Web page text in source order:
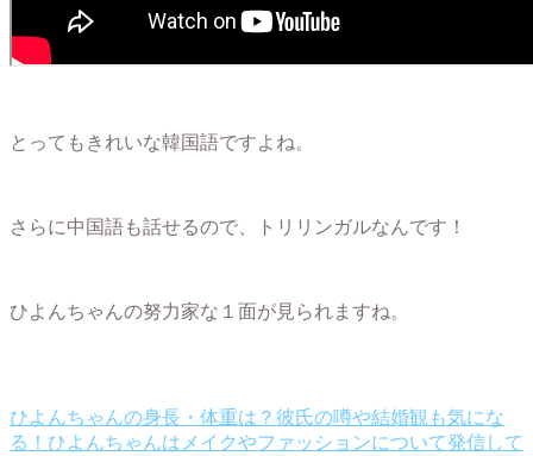
とってもきれいな韓国語ですよね。
さらに中国語も話せるので、トリリンガルなんです！
ひよんちゃんの努力家な１面が見られますね。
ひよんちゃんの身長・体重は？彼氏の噂や結婚観も気にな
る！ ひよんちゃんはメイクやファッションについて発信して